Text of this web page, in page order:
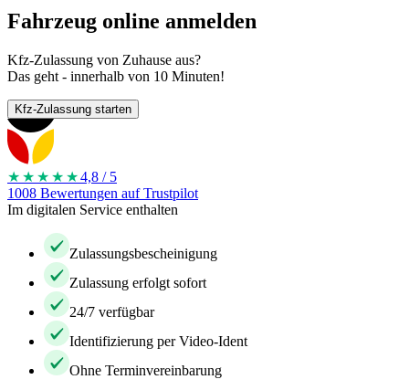
Fahrzeug online anmelden
Kfz-Zulassung von Zuhause aus?
Das geht - innerhalb von 10 Minuten!
Kfz-Zulassung starten
★★★★ ★4,8 / 5
1008 Bewertungen auf Trustpilot
Im digitalen Service enthalten
Zulassungsbescheinigung
Zulassung erfolgt sofort
24/7 verfügbar
Identifizierung per Video-Ident
Ohne Terminvereinbarung